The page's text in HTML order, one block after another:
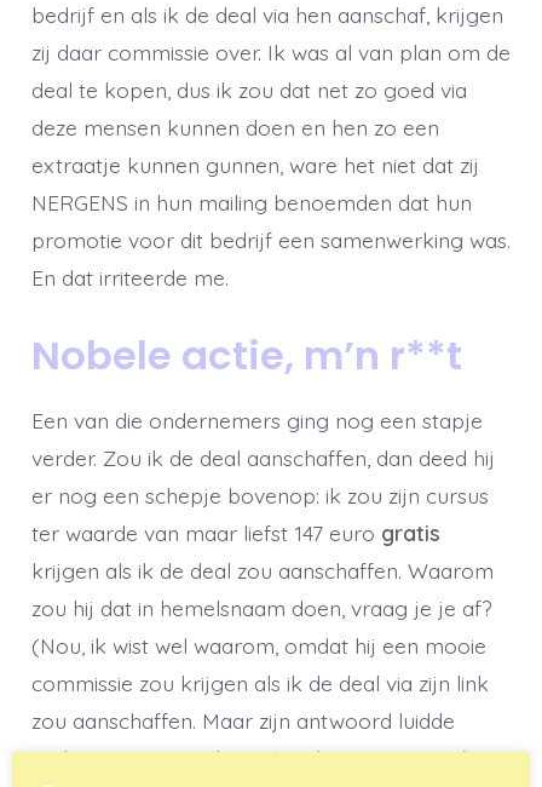
bedrijf en als ik de deal via hen aanschaf, krijgen
zij daar commissie over. Ik was al van plan om de
deal te kopen, dus ik zou dat net zo goed via
deze mensen kunnen doen en hen zo een
extraatje kunnen gunnen, ware het niet dat zij
NERGENS in hun mailing benoemden dat hun
promotie voor dit bedrijf een samenwerking was.
En dat irriteerde me.
Nobele actie, m’n r**t
Een van die ondernemers ging nog een stapje
verder. Zou ik de deal aanschaffen, dan deed hij
er nog een schepje bovenop: ik zou zijn cursus
ter waarde van maar liefst 147 euro gratis
krijgen als ik de deal zou aanschaffen. Waarom
zou hij dat in hemelsnaam doen, vraag je je af?
(Nou, ik wist wel waarom, omdat hij een mooie
commissie zou krijgen als ik de deal via zijn link
zou aanschaffen. Maar zijn antwoord luidde
anders.) Zijn woorden: “Jij wilt serieus aan de